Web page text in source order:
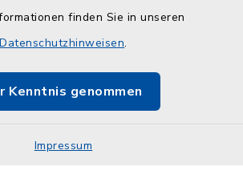
finden Sie in unseren
Datenschutzhinweisen.
Kenntnis genommen
Impressum
Barrierefreiheit
Impressum
Sitemap